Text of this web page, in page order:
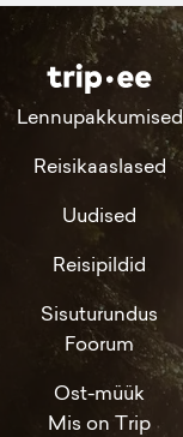
Lennupakkumised
Reisikaaslased
Uudised
Reisipildid
Sisuturundus
Foorum
Ost-müük
Mis on Trip